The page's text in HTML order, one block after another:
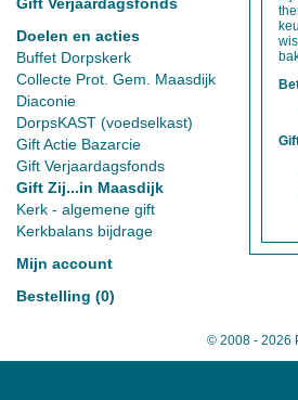
Doelen en acties
Buffet Dorpskerk
Collecte Prot. Gem. Maasdijk
Diaconie
DorpsKAST (voedselkast)
Gift Actie Bazarcie
Gift Verjaardagsfonds
Gift Zij...in Maasdijk
Kerk - algemene gift
Kerkbalans bijdrage
Mijn account
Bestelling (0)
© 2008 - 2026